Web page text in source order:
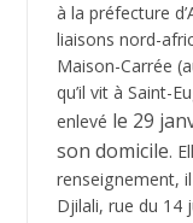
à la préfecture
liaisons nord-
Maison-Carrée
qu’il vit à Saint-
enlevé le 29
son domicile.
renseignement,
Djilali, rue du 14